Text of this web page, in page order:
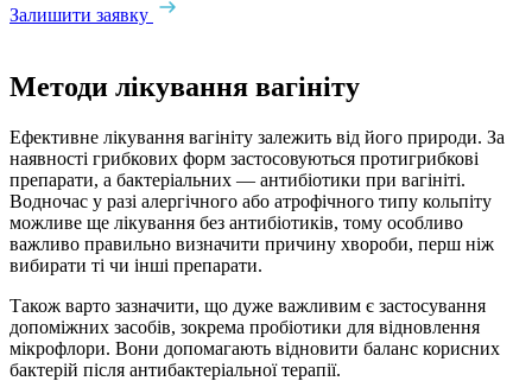
Залишити заявку
Методи лікування вагініту
Ефективне лікування вагініту залежить від його природи. За
наявності грибкових форм застосовуються протигрибкові
препарати, а бактеріальних — антибіотики при вагініті.
Водночас у разі алергічного або атрофічного типу кольпіту
можливе ще лікування без антибіотиків, тому особливо
важливо правильно визначити причину хвороби, перш ніж
вибирати ті чи інші препарати.
Також варто зазначити, що дуже важливим є застосування
допоміжних засобів, зокрема пробіотики для відновлення
мікрофлори. Вони допомагають відновити баланс корисних
бактерій після антибактеріальної терапії.